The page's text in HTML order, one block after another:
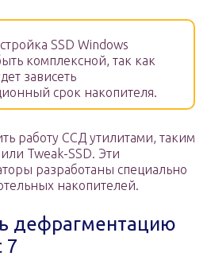
SSD Windows
комплексной, так как
зависеть
срок накопителя.
работу ССД утилитами, таким
Tweak-SSD. Эти
разработаны специально
накопителей.
дефрагментацию
7